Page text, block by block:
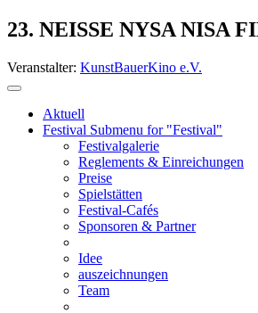
23. NEISSE NYSA NISA
Veranstalter: KunstBauerKino e.V.
Aktuell
Festival Submenu for "Festival"
Festivalgalerie
Reglements & Einreichungen
Preise
Spielstätten
Festival-Cafés
Sponsoren & Partner
Idee
auszeichnungen
Team